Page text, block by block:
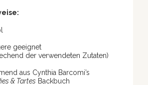
geeignet
der verwendeten Zutaten)
aus Cynthia Barcomi’s
& Tartes Backbuch